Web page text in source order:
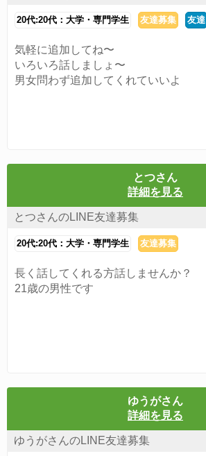
20代:20代：大学・専門学生 友達募集 友達
気軽に追加してね〜
いろいろ話しましょ〜
男女問わず追加してくれていいよ
とつさん
詳細を見る
とつさんのLINE友達募集
20代:20代：大学・専門学生 友達募集
長く話してくれる方話しませんか？
21歳の男性です
ゆうがさん
詳細を見る
ゆうがさんのLINE友達募集